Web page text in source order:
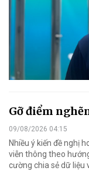
Gỡ điểm
09/08/2026 04:15
Nhiều ý kiến đề nghị
viễn thông theo
cường chia sẻ dữ liệu